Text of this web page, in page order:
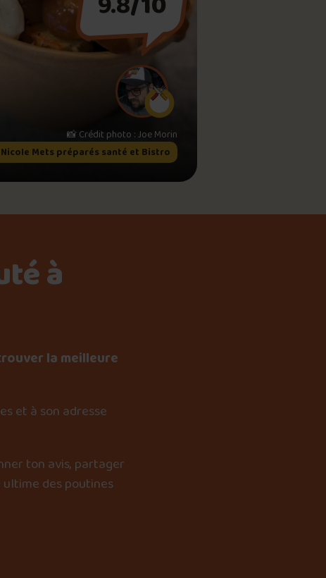
à
la meilleure
et à son adresse
ton avis, partager
des poutines